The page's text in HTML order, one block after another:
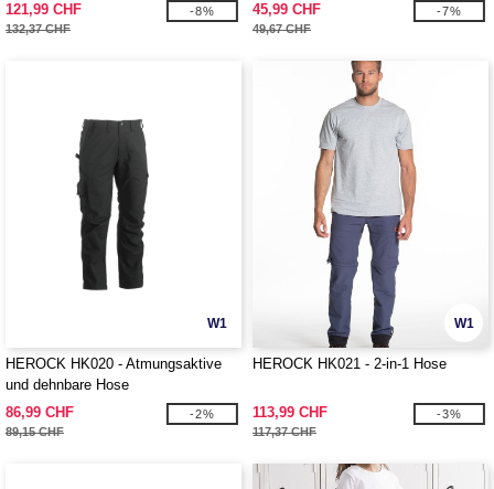
121,99 CHF
132,37 CHF
-8%
45,99 CHF
49,67 CHF
-7%
W1
HEROCK HK020 - Atmungsaktive
und dehnbare Hose
86,99 CHF
89,15 CHF
-2%
W1
HEROCK HK021 - 2-in-1 Hose
113,99 CHF
117,37 CHF
-3%